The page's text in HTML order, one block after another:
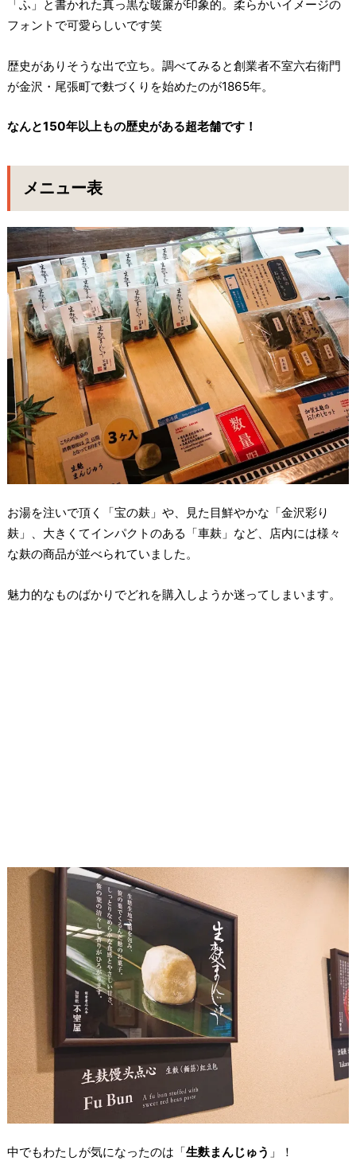
「ふ」と書かれた真っ黒な暖簾が印象的。柔らかいイメージの
フォントで可愛らしいです笑
歴史がありそうな出で立ち。調べてみると創業者不室六右衛門
が金沢・尾張町で麩づくりを始めたのが1865年。
なんと150年以上もの歴史がある超老舗です！
メニュー表
お湯を注いで頂く「宝の麸」や、見た目鮮やかな「金沢彩り
麸」、大きくてインパクトのある「車麸」など、店内には様々
な麸の商品が並べられていました。
魅力的なものばかりでどれを購入しようか迷ってしまいます。
中でもわたしが気になったのは「生麩まんじゅう 」！